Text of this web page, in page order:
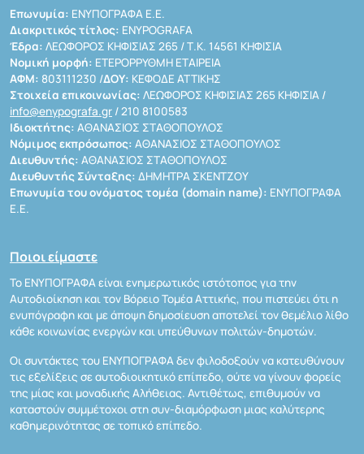
Επωνυμία: ΕΝΥΠΟΓΡΑΦΑ Ε.Ε.
Διακριτικός τίτλος: ENYPOGRAFA
Έδρα: ΛΕΩΦΟΡΟΣ ΚΗΦΙΣΙΑΣ 265 / Τ.Κ. 14561 ΚΗΦΙΣΙΑ
Νομική μορφή: ΕΤΕΡΟΡΡΥΘΜΗ ΕΤΑΙΡΕΙΑ
ΑΦΜ: 803111230 /ΔΟΥ: ΚΕΦΟΔΕ ΑΤΤΙΚΗΣ
Στοιχεία επικοινωνίας: ΛΕΩΦΟΡΟΣ ΚΗΦΙΣΙΑΣ 265 ΚΗΦΙΣΙΑ /
info@enypografa.gr / 210 8100583
Ιδιοκτήτης: ΑΘΑΝΑΣΙΟΣ ΣΤΑΘΟΠΟΥΛΟΣ
Νόμιμος εκπρόσωπος: ΑΘΑΝΑΣΙΟΣ ΣΤΑΘΟΠΟΥΛΟΣ
Διευθυντής: ΑΘΑΝΑΣΙΟΣ ΣΤΑΘΟΠΟΥΛΟΣ
Διευθυντής Σύνταξης: ΔΗΜΗΤΡΑ ΣΚΕΝΤΖΟΥ
Επωνυμία του ονόματος τομέα (domain name): ΕΝΥΠΟΓΡΑΦΑ
Ε.Ε.
Ποιοι είμαστε
Το ΕΝΥΠΟΓΡΑΦΑ είναι ενημερωτικός ιστότοπος για την
Αυτοδιοίκηση και τον Βόρειο Τομέα Αττικής, που πιστεύει ότι η
ενυπόγραφη και με άποψη δημοσίευση αποτελεί τον θεμέλιο λίθο
κάθε κοινωνίας ενεργών και υπεύθυνων πολιτών-δημοτών.
Οι συντάκτες του ΕΝΥΠΟΓΡΑΦΑ δεν φιλοδοξούν να κατευθύνουν
τις εξελίξεις σε αυτοδιοικητικό επίπεδο, ούτε να γίνουν φορείς
της μίας και μοναδικής Αλήθειας. Αντιθέτως, επιθυμούν να
καταστούν συμμέτοχοι στη συν-διαμόρφωση μιας καλύτερης
καθημερινότητας σε τοπικό επίπεδο.